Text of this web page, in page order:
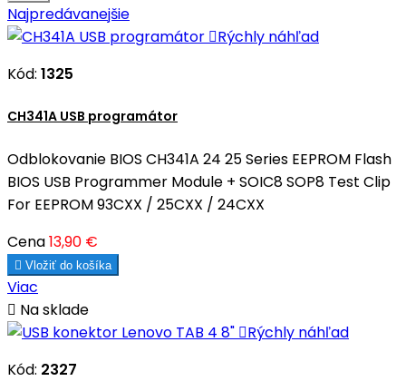
Najpredávanejšie
Rýchly náhľad
Kód: 1325
CH341A USB programátor
Odblokovanie BIOS CH341A 24 25 Series EEPROM Flash
BIOS USB Programmer Module + SOIC8 SOP8 Test Clip
For EEPROM 93CXX / 25CXX / 24CXX
Cena13,90 €
 Vložiť do košíka
Viac
 Na sklade
Rýchly náhľad
Kód: 2327